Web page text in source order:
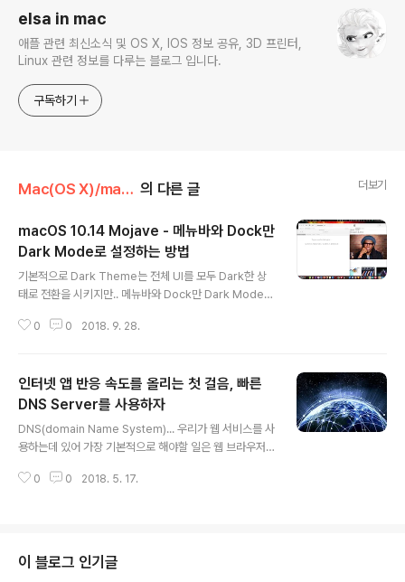
elsa in mac
애플 관련 최신소식 및 OS X, IOS 정보 공유, 3D 프린터,
Linux 관련 정보를 다루는 블로그 입니다.
구독하기
Mac(OS X)/macOS 팁 의 다른 글 더보기
macOS 10.14 Mojave - 메뉴바와 Dock만
Dark Mode로 설정하는 방법
기본적으로 Dark Theme는 전체 UI를 모두 Dark한 상
태로 전환을 시키지만.. 메뉴바와 Dock만 Dark Mode로
로 둘 수 있는 방법을 소개합니다. 방법은 간단합니다. 터미
nce -bool Yes 명령을 내린 후에 Logout -> Login을
해 주면, 오직 Dock과 Menu Bar만 Dark Mode로 설정
되고, 나머지는 Light Mode로 동작하게 됩니다. 물론, Li
ght Mode로 전환 후, 다시 Dark Mode로 전환해도 동
0 0 2018. 9. 28.
인터넷 앱 반응 속도를 올리는 첫 걸음, 빠른
DNS Server를 사용하자
DNS(domain Name System)... 우리가 웹 서비스를 사
용하는데 있어 가장 기본적으로 해야할 일은 웹 브라우저
니다. 물론, 이를 좀 더 편리하게 하기 위해 수 많은 Link를
위해서 내부적으로는 IP 주소로 변경이 되어야 합니다. 사
용자가 입력한 도메인 명이 어떤 IP주소인지를 찾고 이를
0 0 2018. 5. 17.
이 블로그 인기글